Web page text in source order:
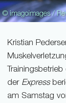
© imagoimages /
Kristian
der Express
am Samstag